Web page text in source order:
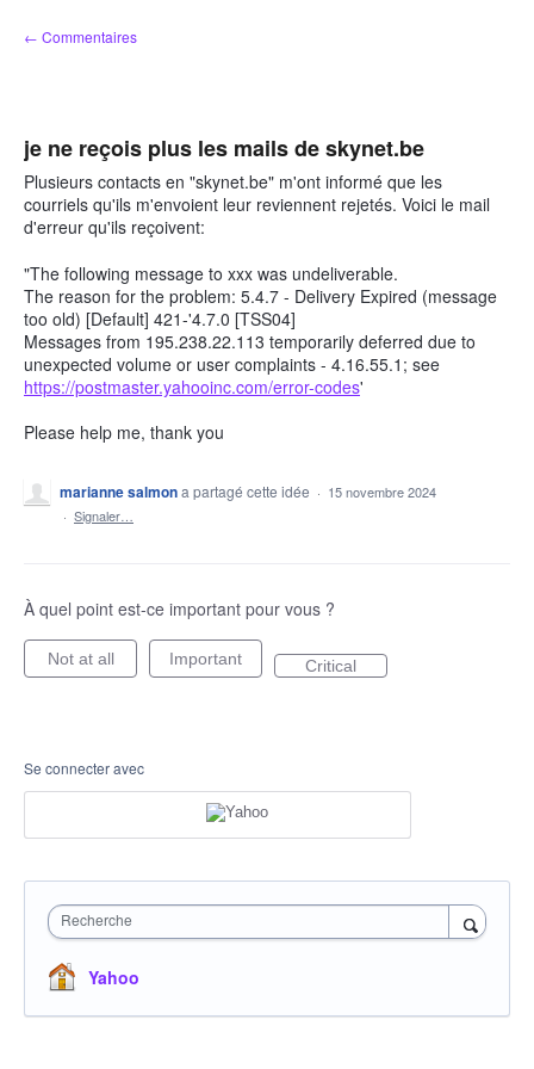
Aller
au
← Commentaires
je ne reçois plus les mails de skynet.be
Plusieurs contacts en "skynet.be" m'ont informé que les
courriels qu'ils m'envoient leur reviennent rejetés. Voici le mail
d'erreur qu'ils reçoivent:
"The following message to xxx was undeliverable.
The reason for the problem: 5.4.7 - Delivery Expired (message
too old) [Default] 421-'4.7.0 [TSS04]
Messages from 195.238.22.113 temporarily deferred due to
unexpected volume or user complaints - 4.16.55.1; see
https://postmaster.yahooinc.com/error-codes'
Please help me, thank you
marianne salmona partagé cette idée · 15 novembre 2024
· Signaler…
À quel point est-ce important pour vous ?
Not at all Important Critical
Se connecter avec
Recherche
Yahoo